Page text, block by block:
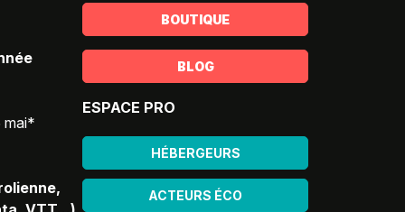
mai*
BOUTIQUE
BLOG
ESPACE PRO
HÉBERGEURS
ACTEURS ÉCO